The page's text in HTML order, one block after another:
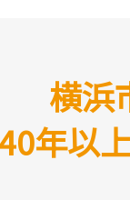
が完了しました！
横浜
年以